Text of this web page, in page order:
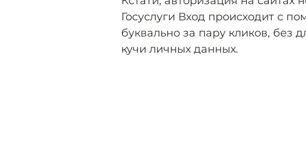
Госуслуги Вход происходит с
буквально за пару кликов, без
кучи личных данных.